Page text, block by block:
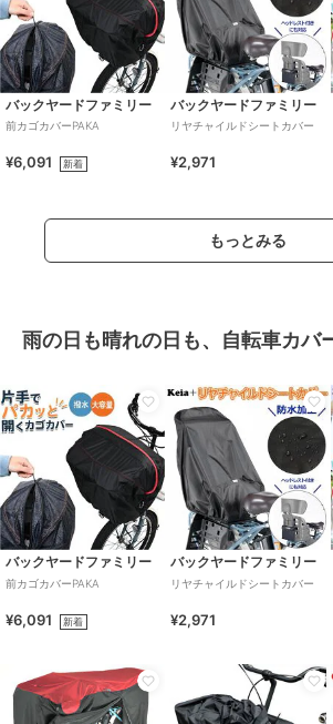
バックヤードファミリー
前カゴカバーPAKA
¥6,091 新着
バックヤードファミリー
リヤチャイルドシートカバー
¥2,971
もっとみる
雨の日も晴れの日も、自転車カバ
バックヤードファミリー
前カゴカバーPAKA
¥6,091 新着
バックヤードファミリー
リヤチャイルドシートカバー
¥2,971